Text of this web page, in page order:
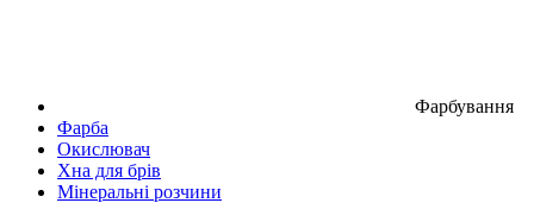
Фарбування
Фарба
Окислювач
Хна для брів
Мінеральні розчини